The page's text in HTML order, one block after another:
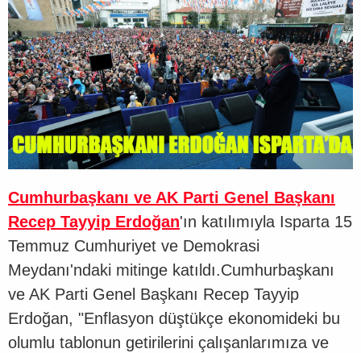
Cumhurbaşkanı ve AK Parti Genel Başkanı
Recep Tayyip Erdoğan'ın katılımıyla Isparta 15
Temmuz Cumhuriyet ve Demokrasi
Meydanı'ndaki mitinge katıldı.Cumhurbaşkanı
ve AK Parti Genel Başkanı Recep Tayyip
Erdoğan, "Enflasyon düştükçe ekonomideki bu
olumlu tablonun getirilerini çalışanlarımıza ve